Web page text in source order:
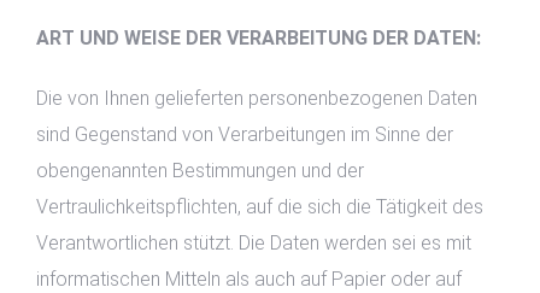
ART UND WEISE DER VERARBEITUNG DER DATEN:
Die von Ihnen gelieferten personenbezogenen Daten
sind Gegenstand von Verarbeitungen im Sinne der
obengenannten Bestimmungen und der
Vertraulichkeitspflichten, auf die sich die Tätigkeit des
Verantwortlichen stützt. Die Daten werden sei es mit
informatischen Mitteln als auch auf Papier oder auf